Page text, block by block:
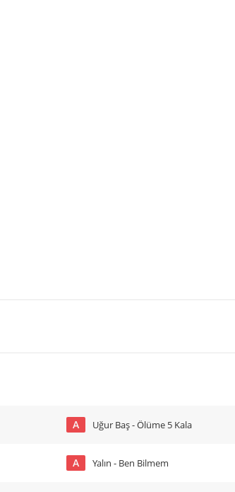
A Uğur Baş - Ölüme 5 Kala
A Yalın - Ben Bilmem